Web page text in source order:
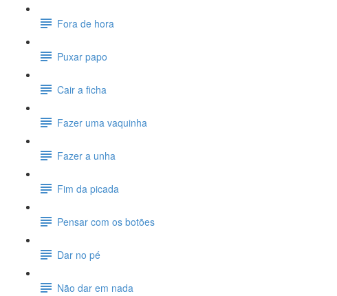
Fora de hora
Puxar papo
Cair a ficha
Fazer uma vaquinha
Fazer a unha
Fim da picada
Pensar com os botões
Dar no pé
Não dar em nada